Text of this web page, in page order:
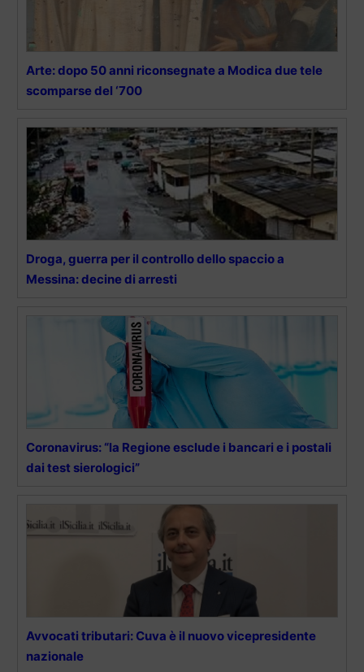
Arte: dopo 50 anni riconsegnate a Modica due tele
scomparse del ‘700
Droga, guerra per il controllo dello spaccio a
Messina: decine di arresti
Coronavirus: “la Regione esclude i bancari e i postali
dai test sierologici”
Avvocati tributari: Cuva è il nuovo vicepresidente
nazionale